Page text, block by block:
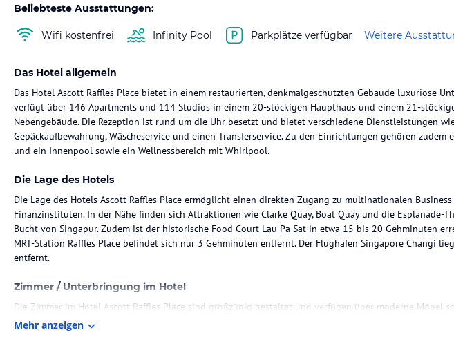
Beliebteste Ausstattungen:
Wifi kostenfrei Infinity Pool Parkplätze verfügbar Weitere
Das Hotel allgemein
Das Hotel Ascott Raffles Place bietet in einem restaurierten, denkmalgeschützten Gebäude luxuriöse
verfügt über 146 Apartments und 114 Studios in einem 20-stöckigen Haupthaus und einem 21-
Nebengebäude. Die Rezeption ist rund um die Uhr besetzt und bietet verschiedene Dienstleistungen
Gepäckaufbewahrung, Wäscheservice und einen Transferservice. Zu den Einrichtungen gehören zudem
und ein Innenpool sowie ein Wellnessbereich mit Whirlpool.
Die Lage des Hotels
Die Lage des Hotels Ascott Raffles Place ermöglicht einen direkten Zugang zu multinationalen
Finanzinstituten. In der Nähe finden sich Attraktionen wie Clarke Quay, Boat Quay und die Esplanade-
Bucht von Singapur. Zudem ist der historische Food Court Lau Pa Sat in etwa 15 bis 20 Gehminuten
MRT-Station Raffles Place befindet sich nur 3 Gehminuten entfernt. Der Flughafen Singapore Changi
entfernt.
Zimmer / Unterbringung im Hotel
Die Zimmer im Hotel Ascott Raffles Place sind großzügig gestaltet und verfügen über moderne Möbel
kostenfreies WLAN. Jedes Zimmer bietet eine komplett ausgestattete Küche samt Kühlschrank und
Mehr anzeigen